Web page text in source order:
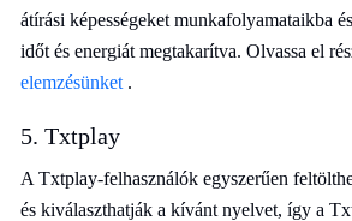
átírási képességeket munkafolyamataikba
időt és energiát megtakarítva. Olvassa el
elemzésünket .
5. Txtplay
A Txtplay-felhasználók egyszerűen
és kiválaszthatják a kívánt nyelvet, így a